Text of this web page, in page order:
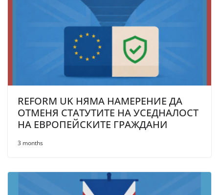
REFORM UK НЯМА НАМЕРЕНИЕ ДА
ОТМЕНЯ СТАТУТИТЕ НА УСЕДНАЛОСТ
НА ЕВРОПЕЙСКИТЕ ГРАЖДАНИ
3 months